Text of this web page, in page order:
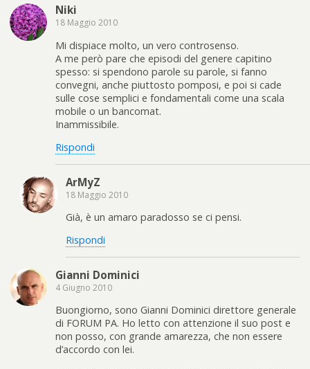
Niki
18 Maggio 2010
Mi dispiace molto, un vero controsenso.
A me però pare che episodi del genere capitino
spesso: si spendono parole su parole, si fanno
convegni, anche piuttosto pomposi, e poi si cade
sulle cose semplici e fondamentali come una scala
mobile o un bancomat.
Inammissibile.
Rispondi
ArMyZ
18 Maggio 2010
Già, è un amaro paradosso se ci pensi.
Rispondi
Gianni Dominici
4 Giugno 2010
Buongiorno, sono Gianni Dominici direttore generale
di FORUM PA. Ho letto con attenzione il suo post e
non posso, con grande amarezza, che non essere
d’accordo con lei.